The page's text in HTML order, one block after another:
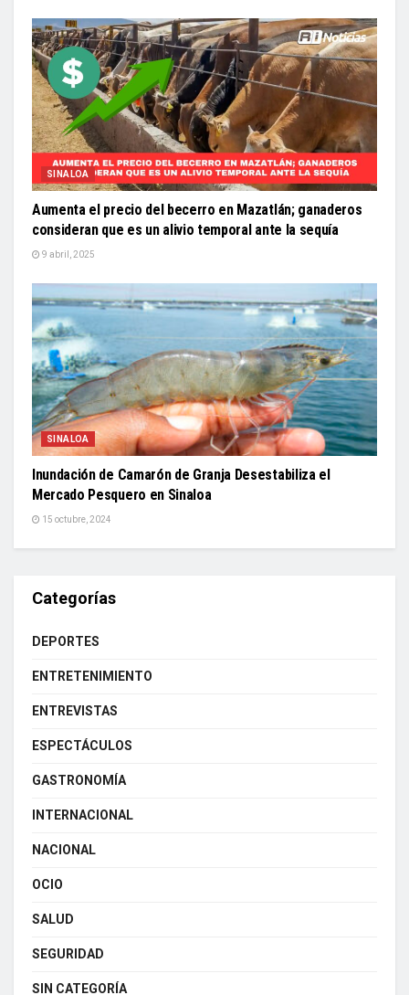
SINALOA
Aumenta el precio del becerro en Mazatlán; ganaderos
consideran que es un alivio temporal ante la sequía
9 abril, 2025
SINALOA
Inundación de Camarón de Granja Desestabiliza el
Mercado Pesquero en Sinaloa
15 octubre, 2024
Categorías
DEPORTES
ENTRETENIMIENTO
ENTREVISTAS
ESPECTÁCULOS
GASTRONOMÍA
INTERNACIONAL
NACIONAL
OCIO
SALUD
SEGURIDAD
SIN CATEGORÍA